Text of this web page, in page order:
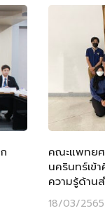
คณะแพทยศ
นครินทร์เข้
ความรู้ด้าน
18/03/2565